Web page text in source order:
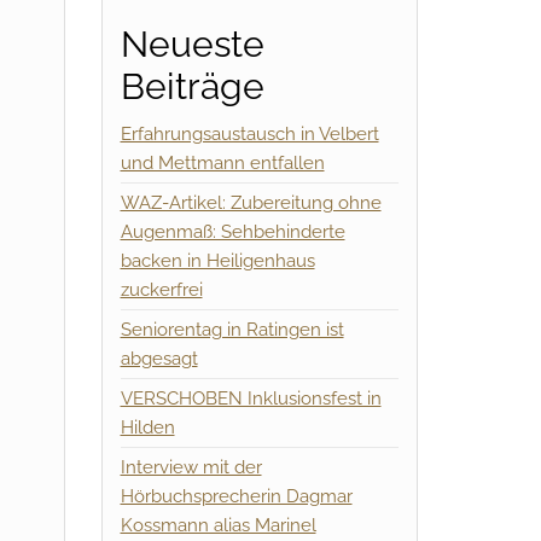
Neueste
Beiträge
Erfahrungsaustausch in Velbert
und Mettmann entfallen
WAZ-Artikel: Zubereitung ohne
Augenmaß: Sehbehinderte
backen in Heiligenhaus
zuckerfrei
Seniorentag in Ratingen ist
abgesagt
VERSCHOBEN Inklusionsfest in
Hilden
Interview mit der
Hörbuchsprecherin Dagmar
Kossmann alias Marinel